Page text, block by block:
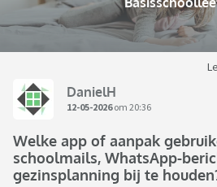
DanielH
12-05-2026om 20:36
Welke app of aanpak
schoolmails, WhatsApp-
gezinsplanning bij te